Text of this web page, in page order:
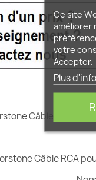
Câble Stéréo
Câble RCA
Ce site
améliorer
votre
Accepter.
Plus